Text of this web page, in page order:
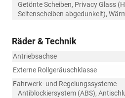
Getönte Scheiben, Privacy Glass
Seitenscheiben abgedunkelt),
Räder & Technik
Antriebsachse
Externe Rollgeräuschklasse
Fahrwerk- und Regelungssysteme
Antiblockiersystem (ABS),